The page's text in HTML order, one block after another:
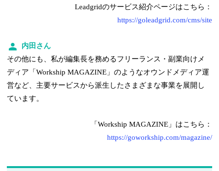
Leadgridのサービス紹介ページはこちら：
https://goleadgrid.com/cms/site
内田さん
その他にも、私が編集長を務めるフリーランス・副業向けメ
ディア「Workship MAGAZINE」のようなオウンドメディア運
営など、主要サービスから派生したさまざまな事業を展開し
ています。
「Workship MAGAZINE」はこちら：
https://goworkship.com/magazine/